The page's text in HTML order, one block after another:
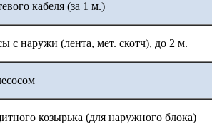
кабеля (за 1 м.)
с наружи (лента, мет. скотч), до 2 м.
козырька (для наружного блока)